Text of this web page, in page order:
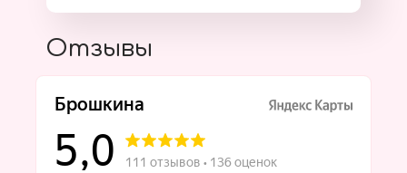
Отзывы